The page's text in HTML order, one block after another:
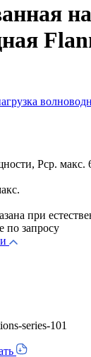
Pср. макс.
при
по запросу
series-101